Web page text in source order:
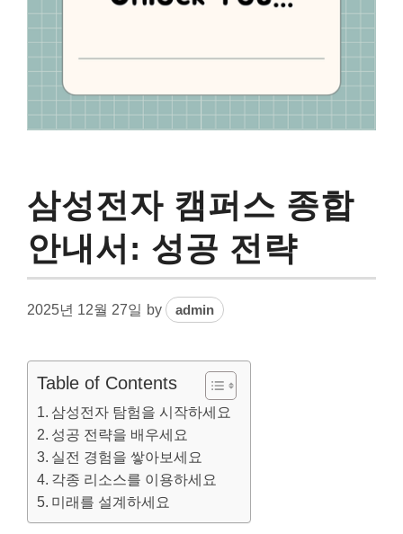
삼성전자 캠퍼스 종합
안내서: 성공 전략
2025년 12월 27일 by admin
Table of Contents
삼성전자 탐험을 시작하세요
성공 전략을 배우세요
실전 경험을 쌓아보세요
각종 리소스를 이용하세요
미래를 설계하세요